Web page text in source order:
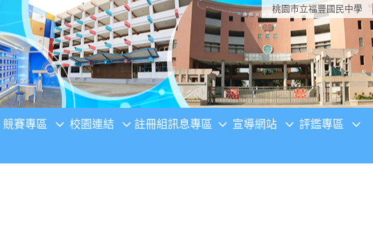
桃園市立福豐國民中學
競賽專區 校園連結 註冊組訊息專區 宣導網站 評鑑專區